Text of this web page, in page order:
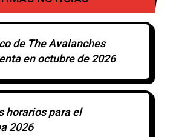
de The Avalanches
en octubre de 2026
horarios para el
2026